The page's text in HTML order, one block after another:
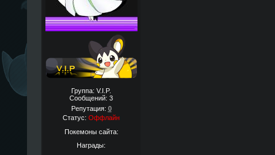
Группа: V.I.P.
Сообщений: 3
Репутация: 0
Статус: Оффлайн
Покемоны сайта:
Награды: